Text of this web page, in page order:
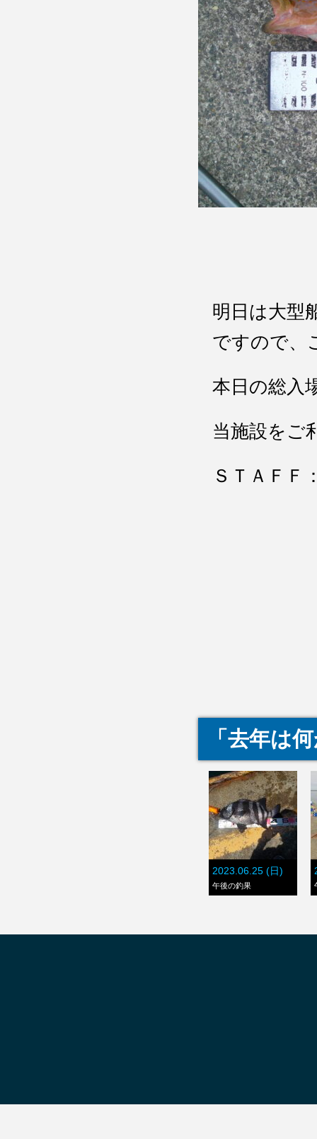
明日は大型
ですので、
本日の総入
当施設をご
ＳＴＡＦ
「去年は
2023.06.25 (日)
午後の釣果